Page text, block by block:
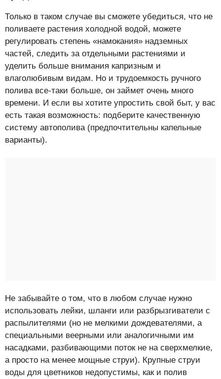
Только в таком случае вы сможете убедиться, что не
поливаете растения холодной водой, можете
регулировать степень «намокания» надземных
частей, следить за отдельными растениями и
уделить больше внимания капризным и
влаголюбивым видам. Но и трудоемкость ручного
полива все-таки больше, он займет очень много
времени. И если вы хотите упростить свой быт, у вас
есть такая возможность: подберите качественную
систему автополива (предпочтительны капельные
варианты).
Не забывайте о том, что в любом случае нужно
использовать лейки, шланги или разбрызгиватели с
распылителями (но не мелкими дождевателями, а
специальными веерными или аналогичными им
насадками, разбивающими поток не на сверхмелкие,
а просто на менее мощные струи). Крупные струи
воды для цветников недопустимы, как и полив